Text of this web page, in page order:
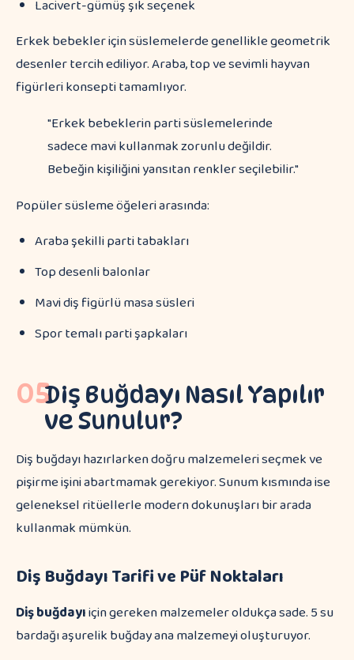
Lacivert-gümüş şık seçenek
Erkek bebekler için süslemelerde genellikle geometrik
desenler tercih ediliyor. Araba, top ve sevimli hayvan
figürleri konsepti tamamlıyor.
"Erkek bebeklerin parti süslemelerinde
sadece mavi kullanmak zorunlu değildir.
Bebeğin kişiliğini yansıtan renkler seçilebilir."
Popüler süsleme öğeleri arasında:
Araba şekilli parti tabakları
Top desenli balonlar
Mavi diş figürlü masa süsleri
Spor temalı parti şapkaları
05Diş Buğdayı Nasıl Yapılır
ve Sunulur?
Diş buğdayı hazırlarken doğru malzemeleri seçmek ve
pişirme işini abartmamak gerekiyor. Sunum kısmında ise
geleneksel ritüellerle modern dokunuşları bir arada
kullanmak mümkün.
Diş Buğdayı Tarifi ve Püf Noktaları
Diş buğdayıiçin gereken malzemeler oldukça sade. 5 su
bardağı aşurelik buğday ana malzemeyi oluşturuyor.